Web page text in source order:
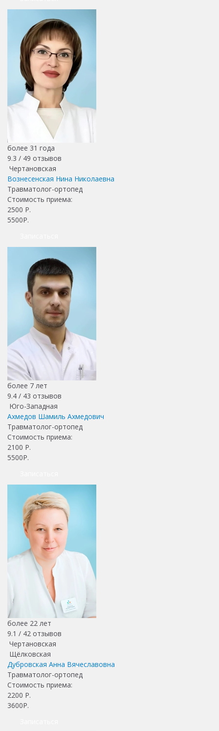
более 31 года
9.3 / 49 отзывов
Чертановская
Вознесенская Нина Николаевна
Травматолог-ортопед
Стоимость приема:
2500 Р.
5500Р.
более 7 лет
9.4 / 43 отзывов
Юго-Западная
Ахмедов Шамиль Ахмедович
Травматолог-ортопед
Стоимость приема:
2100 Р.
5500Р.
более 22 лет
9.1 / 42 отзывов
Чертановская
Щёлковская
Дубровская Анна Вячеславовна
Травматолог-ортопед
Стоимость приема:
2200 Р.
3600Р.